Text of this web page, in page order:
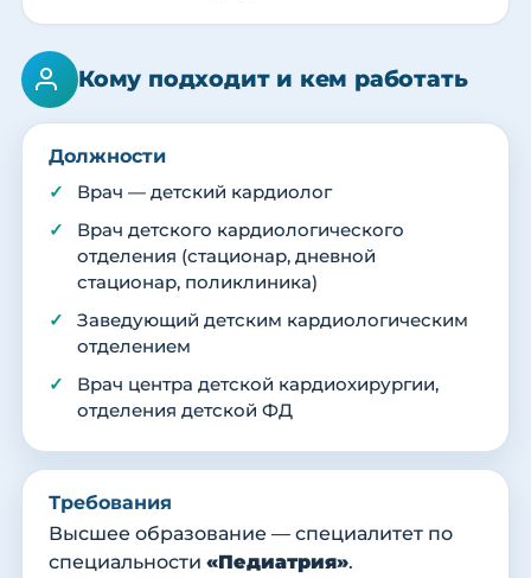
Кому подходит и кем работать
Должности
Врач — детский кардиолог
Врач детского кардиологического
отделения (стационар, дневной
стационар, поликлиника)
Заведующий детским кардиологическим
отделением
Врач центра детской кардиохирургии,
отделения детской ФД
Требования
Высшее образование — специалитет по
специальности «Педиатрия».